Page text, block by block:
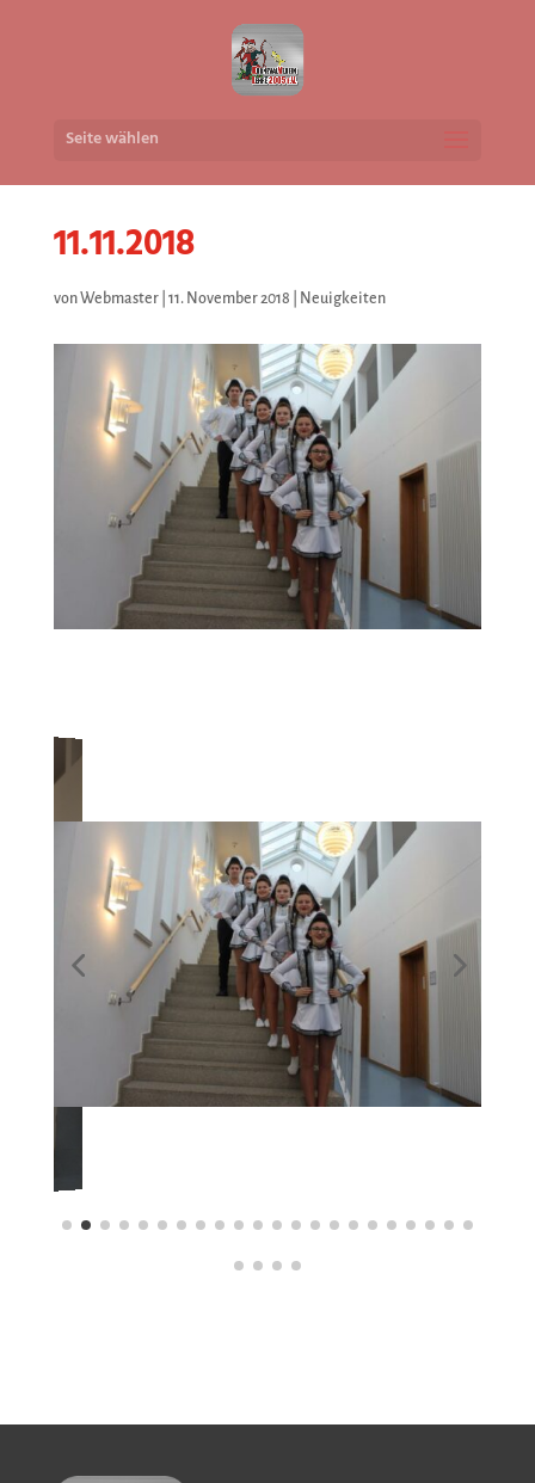
Seite wählen
11.11.2018
vonWebmaster| 11. November 2018 Neuigkeiten